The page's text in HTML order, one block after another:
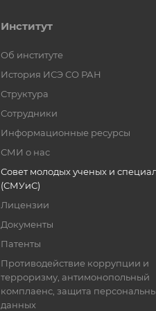
Институт
Об институте
История ИСЭ СО РАН
Структура
Сотрудники
Информационные ресурсы
СМИ о нас
Совет молодых ученых и
(СМУиС)
Лицензии
Документы
Патенты
Противодействие коррупции и
терроризму, антимонопольный
комплаенс, защита
данных